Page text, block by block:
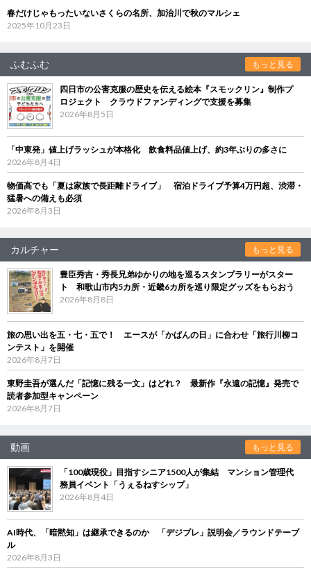
春だけじゃもったいないさくらの名所、加治川で秋のマルシェ
2025年10月23日
ふむふむ もっと見る
四日市の公害克服の歴史を伝える絵本『スモックリン』制作プ
ロジェクト クラウドファンディングで支援を募集
2026年8月5日
「中東発」値上げラッシュが本格化 飲食料品値上げ、約3年ぶりの多さに
2026年8月4日
物価高でも「夏は家族で長距離ドライブ」 宿泊ドライブ予算4万円超、渋滞・
猛暑への備えも必須
2026年8月3日
カルチャー もっと見る
豊臣秀吉・秀長兄弟ゆかりの地を巡るスタンプラリーがスター
ト 和歌山市内5カ所・近畿6カ所を巡り限定グッズをもらおう
2026年8月8日
旅の思い出を五・七・五で！ エースが「かばんの日」に合わせ「旅行川柳コ
ンテスト」を開催
2026年8月7日
東野圭吾が選んだ「記憶に残る一文」はどれ？ 最新作『永遠の記憶』発売で
読者参加型キャンペーン
2026年8月7日
動画 もっと見る
「100歳現役」目指すシニア1500人が集結 マンション管理代
務員イベント「うぇるねすシップ」
2026年8月4日
AI時代、「暗黙知」は継承できるのか 「デジブレ」説明会／ラウンドテーブ
ル
2026年8月3日